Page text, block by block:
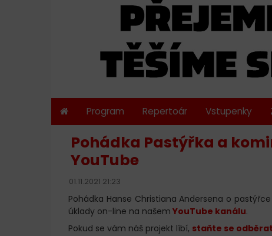
Program Repertoár Vstupenky
Pohádka Pastýřka a
YouTube
01.11.2021 21:23
Pohádka Hanse Christiana Andersena o
úklady on-line na našem YouTube kanálu.
Pokud se vám náš projekt líbí, staňte se